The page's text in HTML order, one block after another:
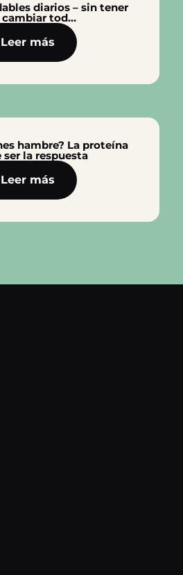
diarios – sin tener
cambiar tod…
Leer más
hambre? La proteína
ser la respuesta
Leer más
pestaña)
nueva pestaña)
una nueva pestaña)
en una nueva pestaña)